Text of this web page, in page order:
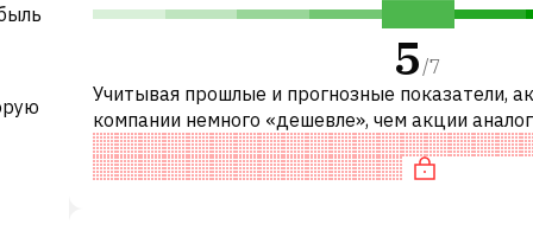
5/7
Учитывая прошлые и прогнозные показатели,
компании немного «дешевле», чем акции
компаний. В частности, акция компании
оценена по P/E, справедлив